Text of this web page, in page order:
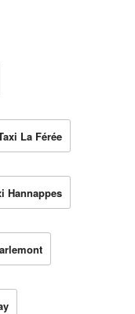
La Férée
Hannappes